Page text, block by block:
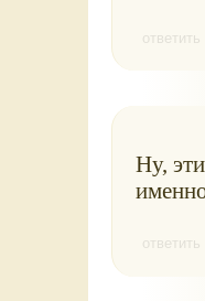
ответить
Ну,
ответить